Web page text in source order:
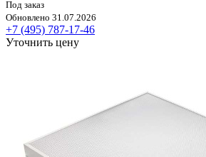
Под заказ
Обновлено 31.07.2026
+7 (495) 787-17-46
Уточнить цену